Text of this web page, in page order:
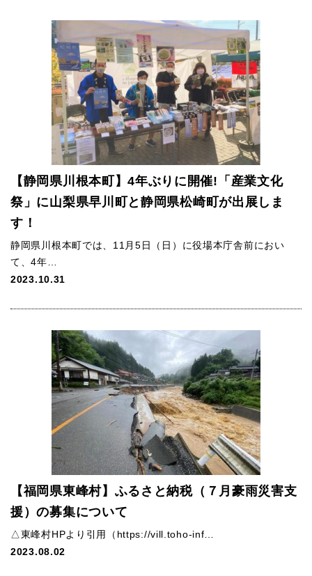
【静岡県川根本町】4年ぶりに開催!「産業文化
祭」に山梨県早川町と静岡県松崎町が出展しま
す！
静岡県川根本町では、11月5日（日）に役場本庁舎前におい
て、4年…
2023.10.31
【福岡県東峰村】ふるさと納税（７月豪雨災害支
援）の募集について
△東峰村HPより引用（https://vill.toho-inf…
2023.08.02